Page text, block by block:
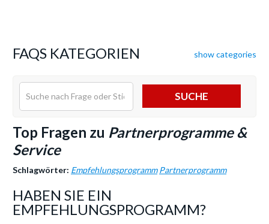
FAQS KATEGORIEN show categories
SUCHE
Top Fragen zu Partnerprogramme &
Service
Schlagwörter: Empfehlungsprogramm Partnerprogramm
HABEN SIE EIN
EMPFEHLUNGSPROGRAMM?